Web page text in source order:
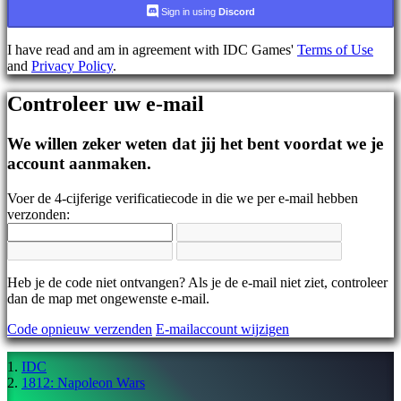
BS
DA
DE
EL
EN
FI
FR
HR
JA
KO
PL
PT
RO
SR
SV
TH
TR
Sign in using Discord
I have read and am in agreement with IDC Games' Terms of Use
and Privacy Policy.
Controleer uw e-mail
We willen zeker weten dat jij het bent voordat we je
account aanmaken.
Voer de 4-cijferige verificatiecode in die we per e-mail hebben
verzonden:
Heb je de code niet ontvangen? Als je de e-mail niet ziet, controleer
dan de map met ongewenste e-mail.
Code opnieuw verzenden E-mailaccount wijzigen
IDC
1812: Napoleon Wars